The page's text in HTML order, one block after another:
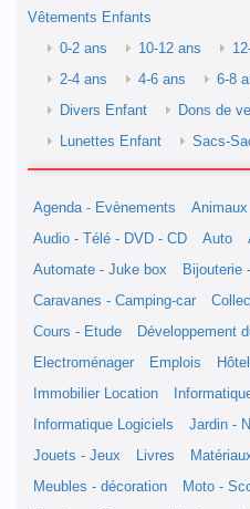
Vêtements Enfants
0-2 ans
10-12 ans
2-4 ans
4-6 ans 6-8
Divers Enfant
Dons de
Lunettes Enfant
Sacs-
Agenda - Evènements Animaux
Audio - Télé - DVD - CD
Auto
Automate - Juke box
Bijouterie
Caravanes - Camping-car
Cours - Etude
Développement
Electroménager
Emplois
Immobilier Location
Informatique Logiciels
Jardin -
Jouets - Jeux
Livres
Meubles - décoration
Moto -